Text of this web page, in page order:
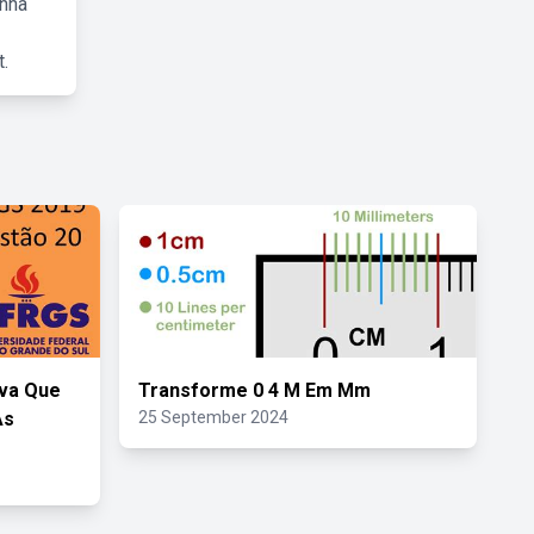
Que
Transforme 0 4 M Em Mm
25 September 2024